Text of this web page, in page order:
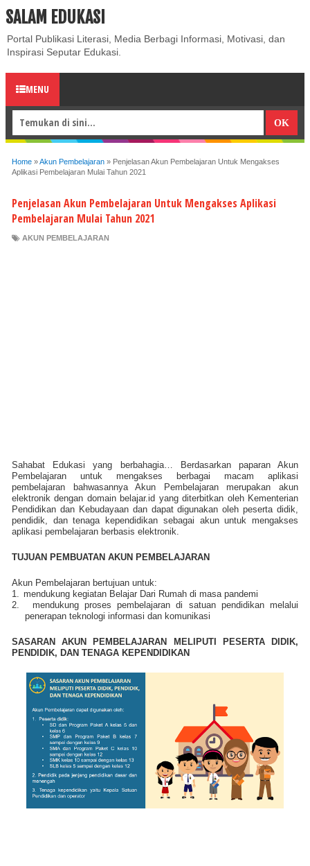
ABOUT CONTACT US
SALAM EDUKASI
Portal Publikasi Literasi, Media Berbagi Informasi, Motivasi, dan
Inspirasi Seputar Edukasi.
MENU
Home »Akun Pembelajaran » Penjelasan Akun Pembelajaran Untuk Mengakses
Aplikasi Pembelajaran Mulai Tahun 2021
Penjelasan Akun Pembelajaran Untuk Mengakses Aplikasi
Pembelajaran Mulai Tahun 2021
AKUN PEMBELAJARAN
Sahabat Edukasi yang berbahagia… Berdasarkan paparan Akun
Pembelajaran untuk mengakses berbagai macam aplikasi
pembelajaran bahwasannya Akun Pembelajaran merupakan akun
elektronik dengan domain belajar.id yang diterbitkan oleh Kementerian
Pendidikan dan Kebudayaan dan dapat digunakan oleh peserta didik,
pendidik, dan tenaga kependidikan sebagai akun untuk mengakses
aplikasi pembelajaran berbasis elektronik.
TUJUAN PEMBUATAN AKUN PEMBELAJARAN
Akun Pembelajaran bertujuan untuk:
1.
mendukung kegiatan Belajar Dari Rumah di masa pandemi
2.
mendukung proses pembelajaran di satuan pendidikan melalui
penerapan teknologi informasi dan komunikasi
SASARAN AKUN PEMBELAJARAN MELIPUTI PESERTA DIDIK,
PENDIDIK, DAN TENAGA KEPENDIDIKAN